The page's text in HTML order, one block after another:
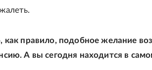
как правило, подобное желание
А вы сегодня находится в